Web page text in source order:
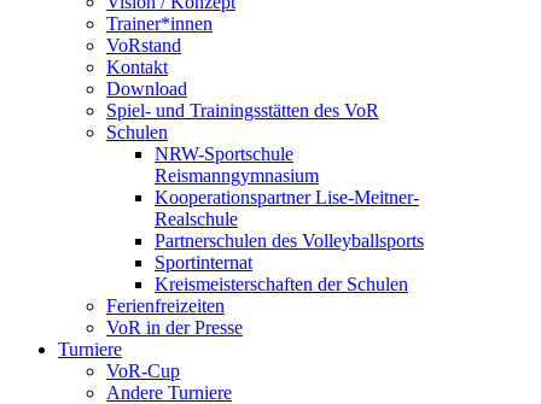
Trainer*innen
VoRstand
Kontakt
Download
Spiel- und Trainingsstätten des VoR
Schulen
NRW-Sportschule
Reismanngymnasium
Kooperationspartner Lise-Meitner-
Realschule
Partnerschulen des Volleyballsports
Sportinternat
Kreismeisterschaften der Schulen
Ferienfreizeiten
VoR in der Presse
Turniere
VoR-Cup
Andere Turniere